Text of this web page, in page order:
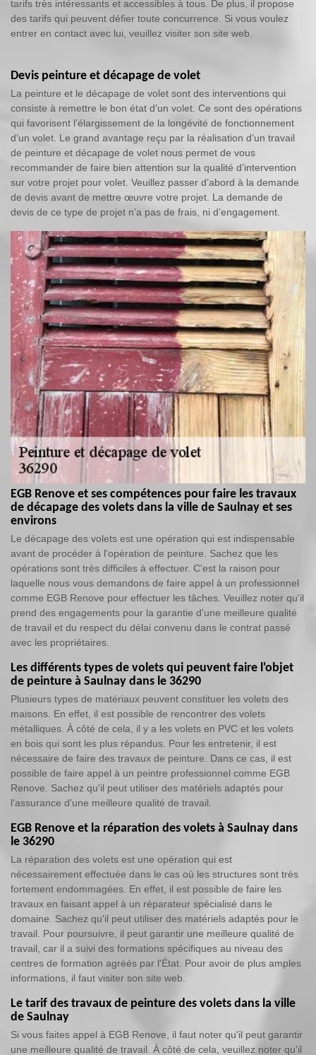
tarifs très intéressants et accessibles à tous. De plus, il propose
des tarifs qui peuvent défier toute concurrence. Si vous voulez
entrer en contact avec lui, veuillez visiter son site web.
Devis peinture et décapage de volet
La peinture et le décapage de volet sont des interventions qui
consiste à remettre le bon état d’un volet. Ce sont des opérations
qui favorisent l’élargissement de la longévité de fonctionnement
d’un volet. Le grand avantage reçu par la réalisation d’un travail
de peinture et décapage de volet nous permet de vous
recommander de faire bien attention sur la qualité d’intervention
sur votre projet pour volet. Veuillez passer d’abord à la demande
de devis avant de mettre œuvre votre projet. La demande de
devis de ce type de projet n’a pas de frais, ni d’engagement.
EGB Renove et ses compétences pour faire les travaux
de décapage des volets dans la ville de Saulnay et ses
environs
Le décapage des volets est une opération qui est indispensable
avant de procéder à l'opération de peinture. Sachez que les
opérations sont très difficiles à effectuer. C'est la raison pour
laquelle nous vous demandons de faire appel à un professionnel
comme EGB Renove pour effectuer les tâches. Veuillez noter qu'il
prend des engagements pour la garantie d'une meilleure qualité
de travail et du respect du délai convenu dans le contrat passé
avec les propriétaires.
Les différents types de volets qui peuvent faire l'objet
de peinture à Saulnay dans le 36290
Plusieurs types de matériaux peuvent constituer les volets des
maisons. En effet, il est possible de rencontrer des volets
métalliques. À côté de cela, il y a les volets en PVC et les volets
en bois qui sont les plus répandus. Pour les entretenir, il est
nécessaire de faire des travaux de peinture. Dans ce cas, il est
possible de faire appel à un peintre professionnel comme EGB
Renove. Sachez qu'il peut utiliser des matériels adaptés pour
l'assurance d'une meilleure qualité de travail.
EGB Renove et la réparation des volets à Saulnay dans
le 36290
La réparation des volets est une opération qui est
nécessairement effectuée dans le cas où les structures sont très
fortement endommagées. En effet, il est possible de faire les
travaux en faisant appel à un réparateur spécialisé dans le
domaine. Sachez qu'il peut utiliser des matériels adaptés pour le
travail. Pour poursuivre, il peut garantir une meilleure qualité de
travail, car il a suivi des formations spécifiques au niveau des
centres de formation agréés par l'État. Pour avoir de plus amples
informations, il faut visiter son site web.
Le tarif des travaux de peinture des volets dans la ville
de Saulnay
Si vous faites appel à EGB Renove, il faut noter qu'il peut garantir
une meilleure qualité de travail. À côté de cela, veuillez noter qu'il